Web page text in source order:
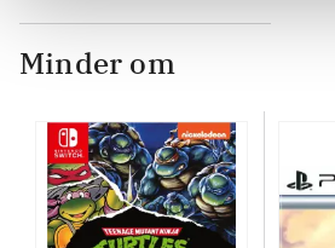
Minder om